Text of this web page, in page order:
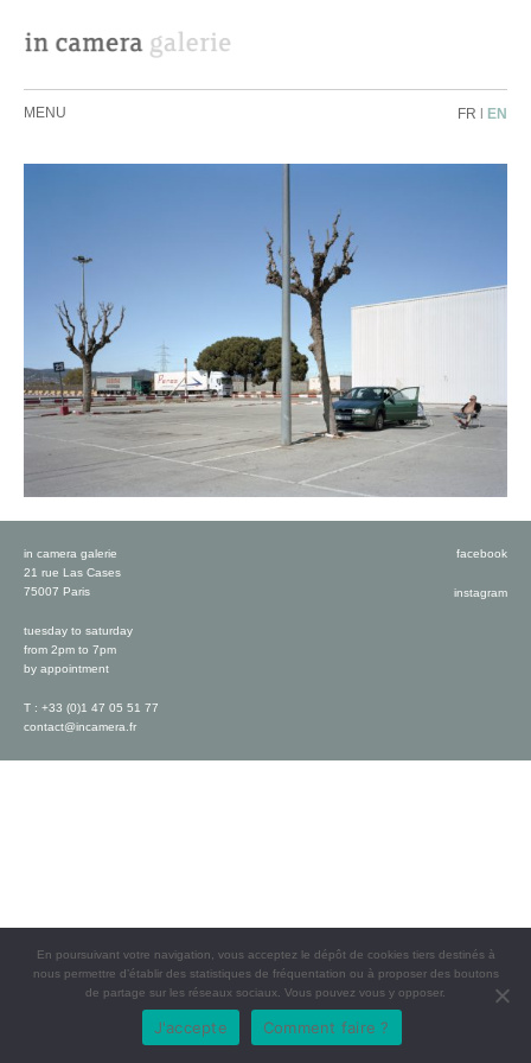
MENU FR | EN
in camera galerie
21 rue Las Cases
75007 Paris
tuesday to saturday
from 2pm to 7pm
by appointment
T : +33 (0)1 47 05 51 77
contact@incamera.fr
facebook
instagram
En poursuivant votre navigation, vous acceptez le dépôt de cookies tiers destinés à
nous permettre d’établir des statistiques de fréquentation ou à proposer des boutons
de partage sur les réseaux sociaux. Vous pouvez vous y opposer.
J'accepte Comment faire ?